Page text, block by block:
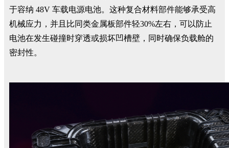
于容纳 48V 车载电源电池。这种复合材料部件能够承受高
机械应力，并且比同类金属板部件轻30%左右，可以防止
电池在发生碰撞时穿透或损坏凹槽壁，同时确保负载舱的
密封性。